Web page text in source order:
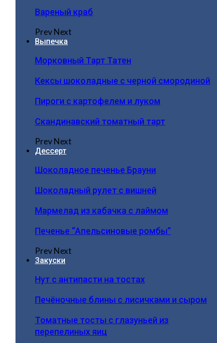
Вареный краб
PrevNext
Выпечка
Морковный Тарт Татен
Кексы шоколадные с черной смородиной
Пироги c картофелем и луком
Скандинавский томатный тарт
PrevNext
Дессерт
Шоколадное печенье Брауни
Шоколадный рулет с вишней
Мармелад из кабачка с лаймом
Печенье “Апельсиновые ромбы”
PrevNext
Закуски
Нут с антипасти на тостах
Печёночные блины с лисичками и сыром
Томатные тосты с глазуньей из
перепелиных яиц